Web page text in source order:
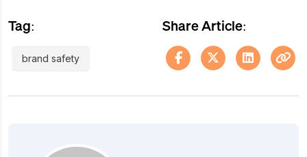
Tag:
brand safety
Share Article: